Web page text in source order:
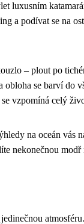
luxusním
a podívat se na
– plout po
obloha se barví do
vzpomíná celý
na oceán vás
nekonečnou modř